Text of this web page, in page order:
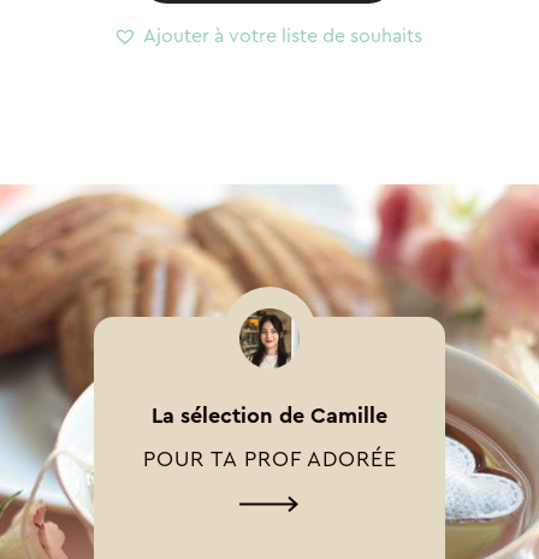
-
Ajouter à votre liste de souhaits
La sélection de Camille
POUR TA PROF ADORÉE